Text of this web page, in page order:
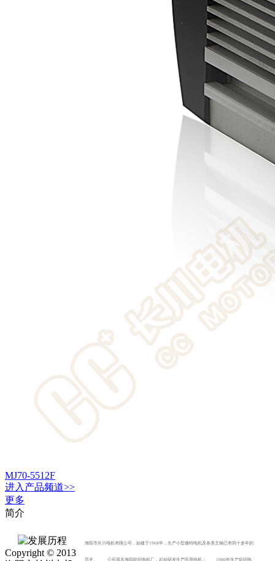
MJ70-5512F
进入 产品频道>>
更多
简介
海阳市长川电机有限公司，始建于1968年，生产小型微特电机及各类主轴已有四十多年的
历史。 公司原名海阳纺织电机厂，起始研发生产民用电机； 1980年生产纺织电
Copyright © 2013